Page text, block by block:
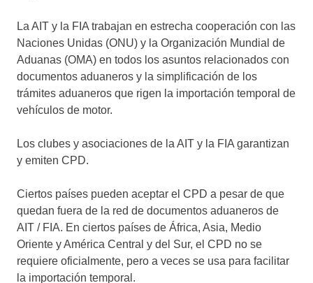
La AIT y la FIA trabajan en estrecha cooperación con las
Naciones Unidas (ONU) y la Organización Mundial de
Aduanas (OMA) en todos los asuntos relacionados con
documentos aduaneros y la simplificación de los
trámites aduaneros que rigen la importación temporal de
vehículos de motor.
Los clubes y asociaciones de la AIT y la FIA garantizan
y emiten CPD.
Ciertos países pueden aceptar el CPD a pesar de que
quedan fuera de la red de documentos aduaneros de
AIT / FIA. En ciertos países de África, Asia, Medio
Oriente y América Central y del Sur, el CPD no se
requiere oficialmente, pero a veces se usa para facilitar
la importación temporal.